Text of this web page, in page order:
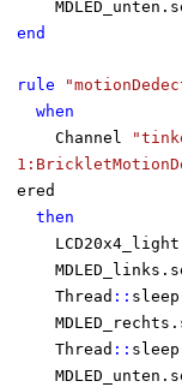
end
rule
when
Channel
ered
then
Thread ::
Thread ::